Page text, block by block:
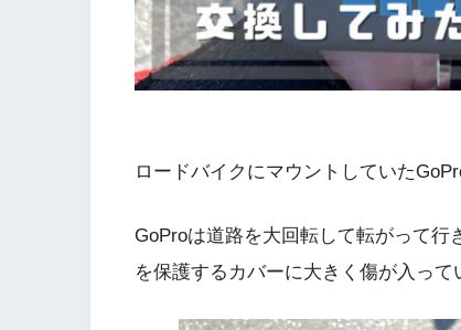
ロードバイクにマウントしていた
GoProは道路を大回転して転がって
を保護するカバーに大きく傷が入って